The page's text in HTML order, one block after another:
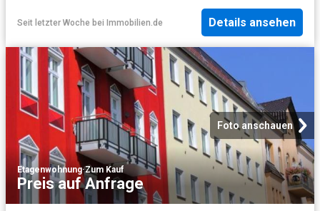
Seit letzter Woche bei Immobilien.de Details ansehen
Foto anschauen
Etagenwohnung·Zum Kauf
Preis auf Anfrage